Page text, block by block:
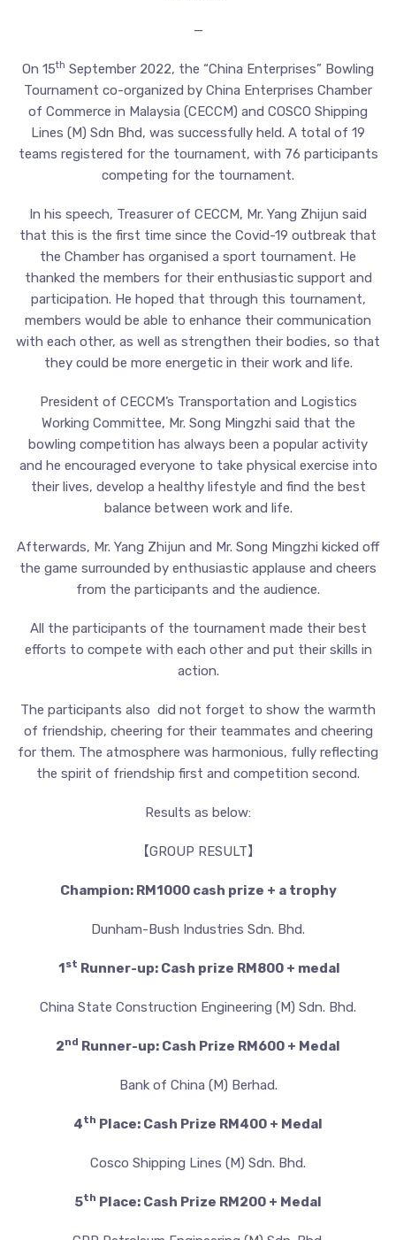
—
On 15th September 2022, the “China Enterprises” Bowling
Tournament co-organized by China Enterprises Chamber
of Commerce in Malaysia (CECCM) and COSCO Shipping
Lines (M) Sdn Bhd, was successfully held. A total of 19
teams registered for the tournament, with 76 participants
competing for the tournament.
In his speech, Treasurer of CECCM, Mr. Yang Zhijun said
that this is the first time since the Covid-19 outbreak that
the Chamber has organised a sport tournament. He
thanked the members for their enthusiastic support and
participation. He hoped that through this tournament,
members would be able to enhance their communication
with each other, as well as strengthen their bodies, so that
they could be more energetic in their work and life.
President of CECCM’s Transportation and Logistics
Working Committee, Mr. Song Mingzhi said that the
bowling competition has always been a popular activity
and he encouraged everyone to take physical exercise into
their lives, develop a healthy lifestyle and find the best
balance between work and life.
Afterwards, Mr. Yang Zhijun and Mr. Song Mingzhi kicked off
the game surrounded by enthusiastic applause and cheers
from the participants and the audience.
All the participants of the tournament made their best
efforts to compete with each other and put their skills in
action.
The participants also did not forget to show the warmth
of friendship, cheering for their teammates and cheering
for them. The atmosphere was harmonious, fully reflecting
the spirit of friendship first and competition second.
Results as below:
【GROUP RESULT】
Champion: RM1000 cash prize + a trophy
Dunham-Bush Industries Sdn. Bhd.
1st Runner-up: Cash prize RM800 + medal
China State Construction Engineering (M) Sdn. Bhd.
2nd Runner-up: Cash Prize RM600 + Medal
Bank of China (M) Berhad.
4th Place: Cash Prize RM400 + Medal
Cosco Shipping Lines (M) Sdn. Bhd.
5th Place: Cash Prize RM200 + Medal